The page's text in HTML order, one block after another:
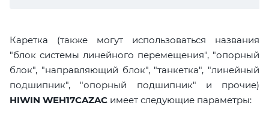
Каретка (также могут использоваться названия
"блок системы линейного перемещения", "опорный
блок", "направляющий блок", "танкетка", "линейный
подшипник", "опорный подшипник" и прочие)
HIWIN WEH17CAZAC имеет следующие параметры: